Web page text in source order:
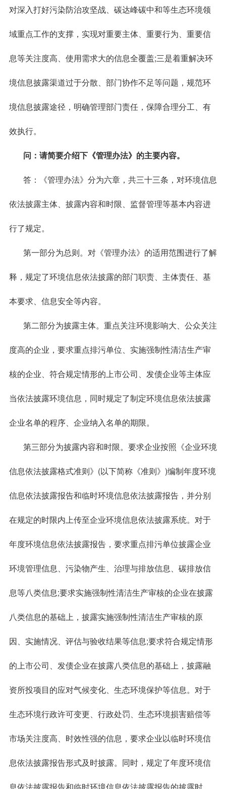
对深入打好污染防治攻坚战、碳达峰碳中和等生态环境领
域重点工作的支撑，实现对重要主体、重要行为、重要信
息等关注度高、使用需求大的信息全覆盖;三是着重解决环
境信息披露渠道过于分散、部门协作不足等问题，规范环
境信息披露途径，明确管理部门责任，保障合理分工、有
效执行。
问：请简要介绍下《管理办法》的主要内容。
答：《管理办法》分为六章，共三十三条，对环境信息
依法披露主体、披露内容和时限、监督管理等基本内容进
行了规定。
第一部分为总则。对《管理办法》的适用范围进行了解
释，规定了环境信息依法披露的部门职责、主体责任、基
本要求、信息安全等内容。
第二部分为披露主体。重点关注环境影响大、公众关注
度高的企业，要求重点排污单位、实施强制性清洁生产审
核的企业、符合规定情形的上市公司、发债企业等主体应
当依法披露环境信息，同时规定了制定环境信息依法披露
企业名单的程序、企业纳入名单的期限。
第三部分为披露内容和时限。要求企业按照《企业环境
信息依法披露格式准则》(以下简称《准则》)编制年度环境
信息依法披露报告和临时环境信息依法披露报告，并分别
在规定的时限内上传至企业环境信息依法披露系统。对于
年度环境信息依法披露报告，要求重点排污单位披露企业
环境管理信息、污染物产生、治理与排放信息、碳排放信
息等八类信息;要求实施强制性清洁生产审核的企业在披露
八类信息的基础上，披露实施强制性清洁生产审核的原
因、实施情况、评估与验收结果等信息;要求符合规定情形
的上市公司、发债企业在披露八类信息的基础上，披露融
资所投项目的应对气候变化、生态环境保护等信息。对于
生态环境行政许可变更、行政处罚、生态环境损害赔偿等
市场关注度高、时效性强的信息，要求企业以临时环境信
息依法披露报告形式及时披露。同时，规定了年度环境信